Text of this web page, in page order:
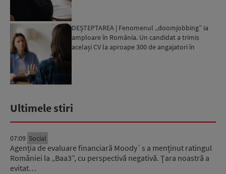
DEȘTEPTAREA | Fenomenul „doomjobbing” ia
amploare în România. Un candidat a trimis
același CV la aproape 300 de angajatori în
Ultimele stiri
07:09 Social
Agenția de evaluare financiară Moody`s a menținut ratingul
României la „Baa3”, cu perspectivă negativă. Țara noastră a
evitat…